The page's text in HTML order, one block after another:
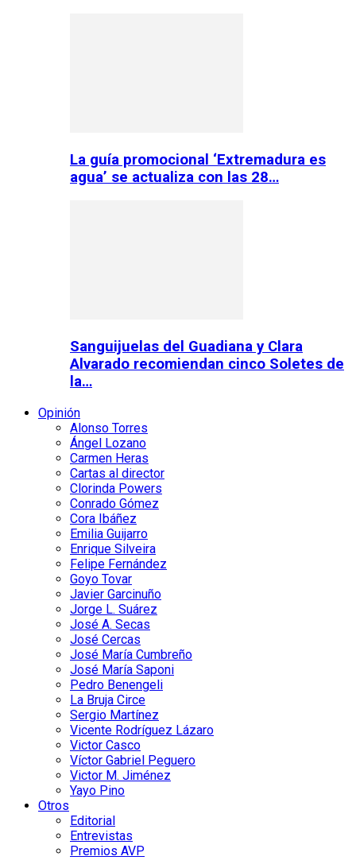
La guía promocional ‘Extremadura es
agua’ se actualiza con las 28…
Sanguijuelas del Guadiana y Clara
Alvarado recomiendan cinco Soletes de
la…
Opinión
Alonso Torres
Ángel Lozano
Carmen Heras
Cartas al director
Clorinda Powers
Conrado Gómez
Cora Ibáñez
Emilia Guijarro
Enrique Silveira
Felipe Fernández
Goyo Tovar
Javier Garcinuño
Jorge L. Suárez
José A. Secas
José Cercas
José María Cumbreño
José María Saponi
Pedro Benengeli
La Bruja Circe
Sergio Martínez
Vicente Rodríguez Lázaro
Victor Casco
Víctor Gabriel Peguero
Victor M. Jiménez
Yayo Pino
Otros
Editorial
Entrevistas
Premios AVP